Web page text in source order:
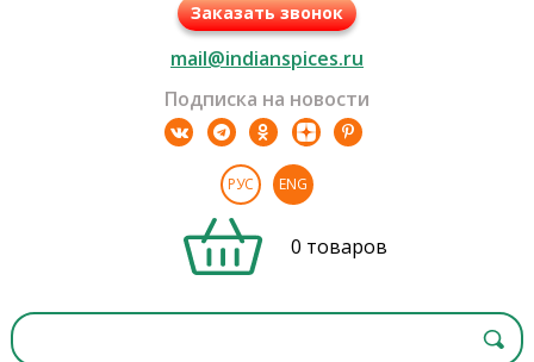
Заказать звонок
mail@indianspices.ru
Подписка на новости
РУС ENG
0 товаров